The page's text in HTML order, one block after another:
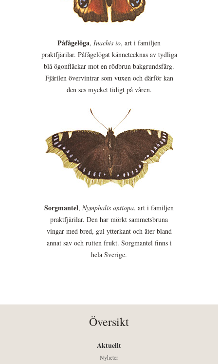
Påfågelöga, Inachis io, art i familjen
praktfjärilar. Påfågelögat kännetecknas av tydliga
blå ögonfläckar mot en rödbrun bakgrundsfärg.
Fjärilen övervintrar som vuxen och därför kan
den ses mycket tidigt på våren.
Sorgmantel, Nymphalis antiopa, art i familjen
praktfjärilar. Den har mörkt sammetsbruna
vingar med bred, gul ytterkant och äter bland
annat sav och rutten frukt. Sorgmantel finns i
hela Sverige.
Översikt
Aktuellt
Nyheter